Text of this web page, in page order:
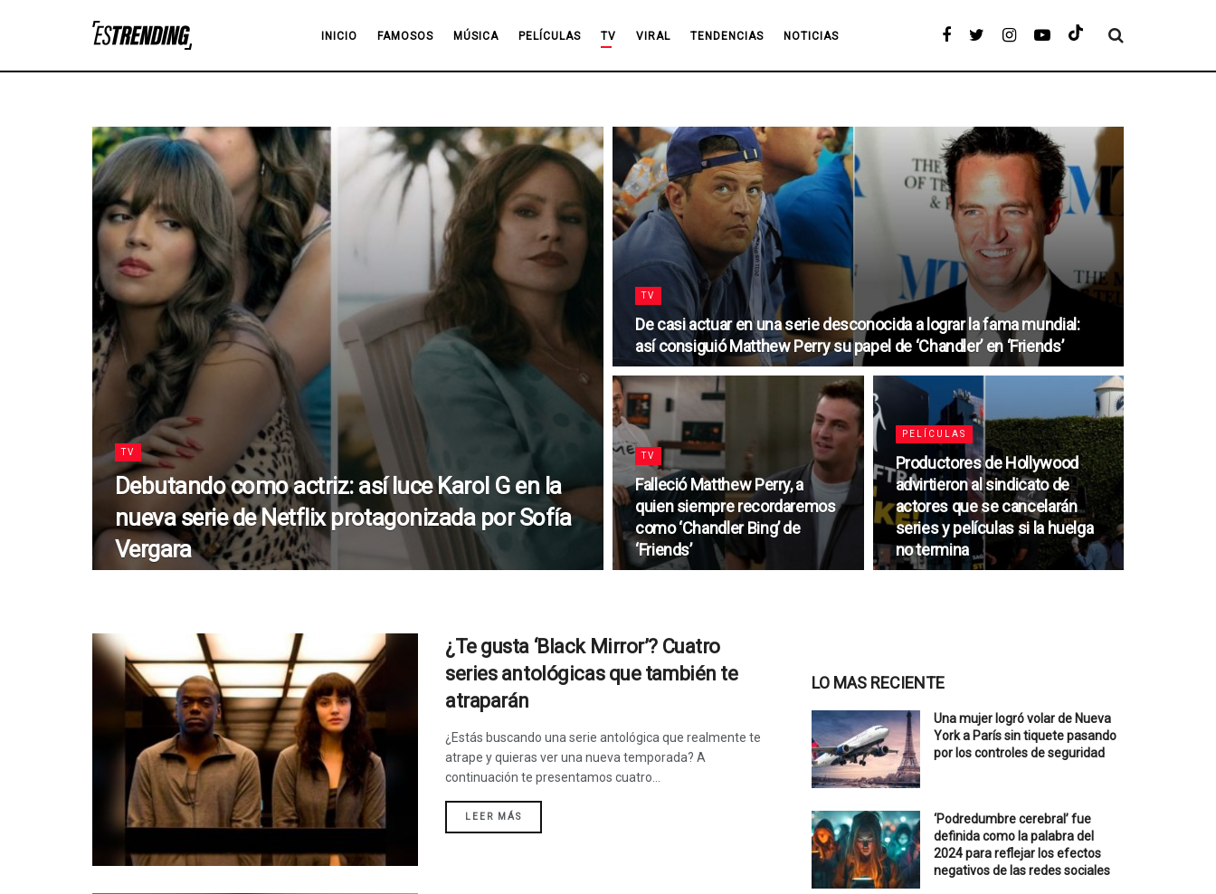
INICIO FAMOSOS MÚSICA PELÍCULAS TV VIRAL TENDENCIAS NOTICIAS
TV
Debutando como actriz: así luce Karol G en la
nueva serie de Netflix protagonizada por Sofía
Vergara
TV
De casi actuar en una serie desconocida a lograr la fama mundial:
así consiguió Matthew Perry su papel de ‘Chandler’ en ‘Friends’
TV
Falleció Matthew Perry, a
quien siempre recordaremos
como ‘Chandler Bing’ de
‘Friends’
PELÍCULAS
Productores de Hollywood
advirtieron al sindicato de
actores que se cancelarán
series y películas si la huelga
no termina
¿Te gusta ‘Black Mirror’? Cuatro
series antológicas que también te
atraparán
¿Estás buscando una serie antológica que realmente te
atrape y quieras ver una nueva temporada? A
continuación te presentamos cuatro...
LEER MÁS
LO MAS RECIENTE
Una mujer logró volar de Nueva
York a París sin tiquete pasando
por los controles de seguridad
‘Podredumbre cerebral’ fue
definida como la palabra del
2024 para reflejar los efectos
negativos de las redes sociales